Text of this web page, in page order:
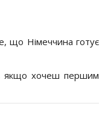
що Німеччина готує
якщо хочеш першим